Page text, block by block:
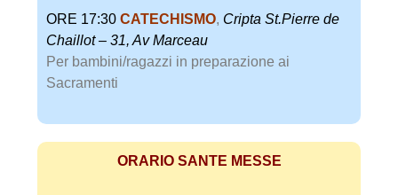
ORE 17:30 CATECHISMO, Cripta St.Pierre de
Chaillot – 31, Av Marceau
Per bambini/ragazzi in preparazione ai
Sacramenti
ORARIO SANTE MESSE